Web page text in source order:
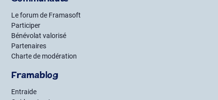
Le forum de Framasoft
Participer
Bénévolat valorisé
Partenaires
Charte de modération
Framablog
Entraide